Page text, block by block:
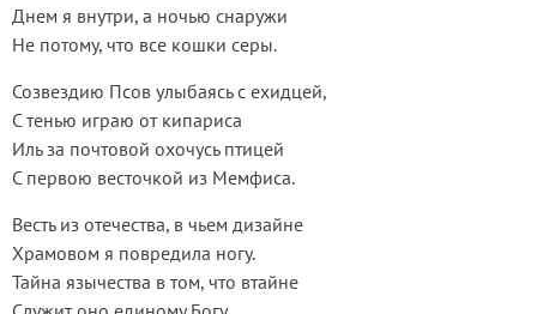
Днем я внутри, а ночью снаружи
Не потому, что все кошки серы.
Созвездию Псов улыбаясь с ехидцей,
С тенью играю от кипариса
Иль за почтовой охочусь птицей
С первою весточкой из Мемфиса.
Весть из отечества, в чьем дизайне
Храмовом я повредила ногу.
Тайна язычества в том, что втайне